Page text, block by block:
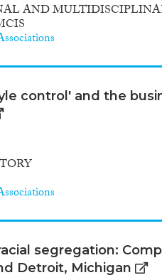
AND
control' and the
segregation:
Detroit, Michigan